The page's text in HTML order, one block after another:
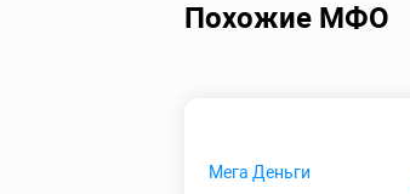
Похожие МФО
Мега Деньги